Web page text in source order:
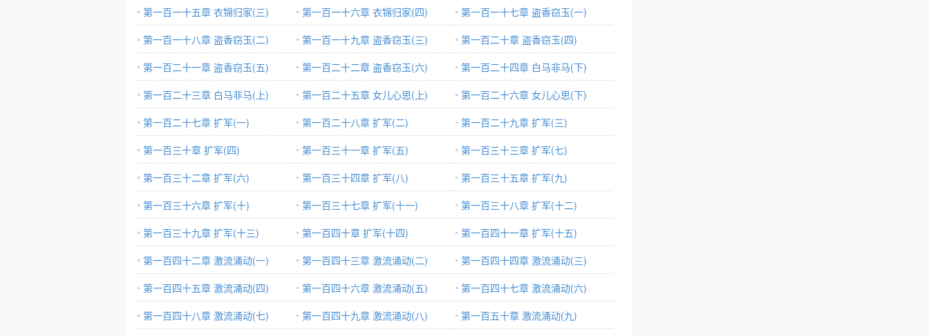
第一百一十五章 衣锦归家(三)
第一百一十六章 衣锦归家(四)
第一百一十七章 盗香窃玉(一)
第一百一十八章 盗香窃玉(二)
第一百一十九章 盗香窃玉(三)
第一百二十章 盗香窃玉(四)
第一百二十一章 盗香窃玉(五)
第一百二十二章 盗香窃玉(六)
第一百二十四章 白马非马(下)
第一百二十三章 白马非马(上)
第一百二十五章 女儿心思(上)
第一百二十六章 女儿心思(下)
第一百二十七章 扩军(一)
第一百二十八章 扩军(二)
第一百二十九章 扩军(三)
第一百三十章 扩军(四)
第一百三十一章 扩军(五)
第一百三十三章 扩军(七)
第一百三十二章 扩军(六)
第一百三十四章 扩军(八)
第一百三十五章 扩军(九)
第一百三十六章 扩军(十)
第一百三十七章 扩军(十一)
第一百三十八章 扩军(十二)
第一百三十九章 扩军(十三)
第一百四十章 扩军(十四)
第一百四十一章 扩军(十五)
第一百四十二章 激流涌动(一)
第一百四十三章 激流涌动(二)
第一百四十四章 激流涌动(三)
第一百四十五章 激流涌动(四)
第一百四十六章 激流涌动(五)
第一百四十七章 激流涌动(六)
第一百四十八章 激流涌动(七)
第一百四十九章 激流涌动(八)
第一百五十章 激流涌动(九)